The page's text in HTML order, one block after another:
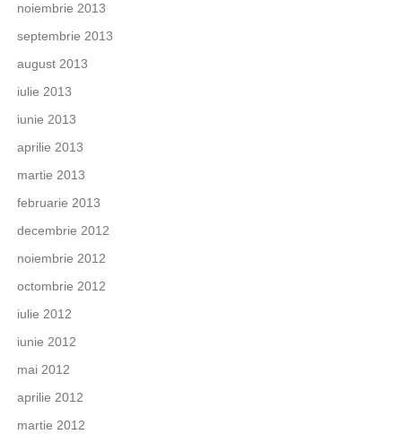
noiembrie 2013
septembrie 2013
august 2013
iulie 2013
iunie 2013
aprilie 2013
martie 2013
februarie 2013
decembrie 2012
noiembrie 2012
octombrie 2012
iulie 2012
iunie 2012
mai 2012
aprilie 2012
martie 2012